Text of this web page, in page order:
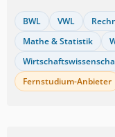
BWL VWL
Mathe & Statistik
Fernstudium-Anbieter